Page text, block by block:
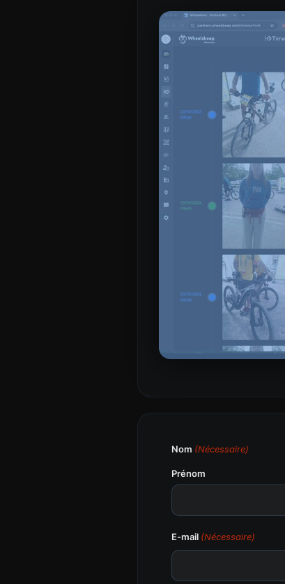
Nom (Nécessaire)
Prénom
E-mail (Nécessaire)